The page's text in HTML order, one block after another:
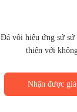
Đá vôi hiệu ứng sứ
thiện với
Nhận được